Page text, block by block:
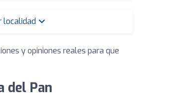
localidad
y opiniones reales para que
del Pan